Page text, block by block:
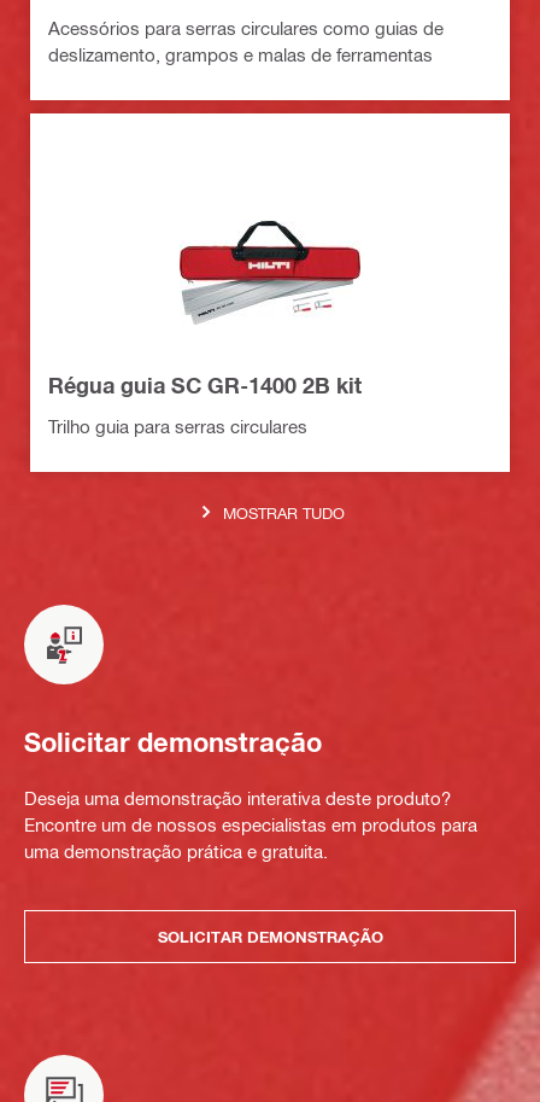
Acessórios para serras circulares como guias de
deslizamento, grampos e malas de ferramentas
Régua guia SC GR-1400 2B kit
Trilho guia para serras circulares
MOSTRAR TUDO
Solicitar demonstração
Deseja uma demonstração interativa deste produto?
Encontre um de nossos especialistas em produtos para
uma demonstração prática e gratuita.
SOLICITAR DEMONSTRAÇÃO